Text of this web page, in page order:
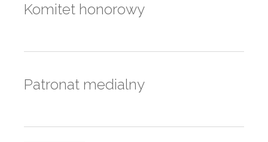
Komitet honorowy
Patronat medialny